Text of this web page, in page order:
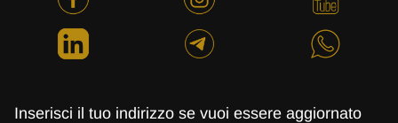
Inserisci il tuo indirizzo se vuoi essere aggiornato